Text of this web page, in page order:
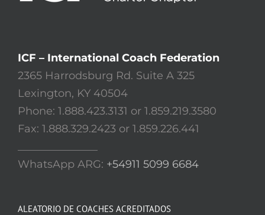
ICF – International Coach Federation
2365 Harrodsburg Rd. Suite A 325
Lexington, KY 40504
Phone: 1.888.423.3131 or 1.859.219.3580
Fax: 1.888.329.2423 or 1.859.226.441
WhatsApp ARG: +54911 5099 6684
ALEATORIO DE COACHES ACREDITADOS